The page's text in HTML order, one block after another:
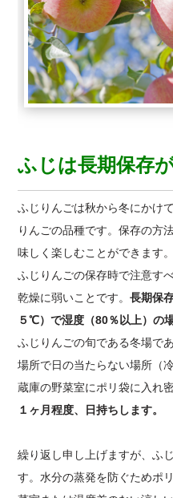
ふじは長期保存
ふじりんごは秋から冬にかけ
りんごの品種です。保存の方
味しく楽しむことができます。
ふじりんごの保存時で注意す
乾燥に弱いことです。長期保
５℃）で湿度（80％以上）の
ふじりんごの旬である冬場で
場所で日の当たらない場所（
蔵庫の野菜室にポリ袋に入れ
１ヶ月程度、日持ちします。
繰り返し申し上げますが、ふ
す。水分の蒸発を防ぐためポ